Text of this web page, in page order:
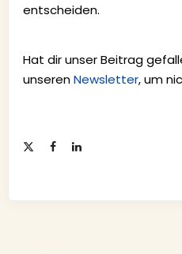
entscheiden.
Hat dir unser Beitrag
unserenNewsletter, um